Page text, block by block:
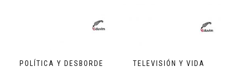
POLÍTICA Y DESBORDE
TELEVISIÓN Y VIDA